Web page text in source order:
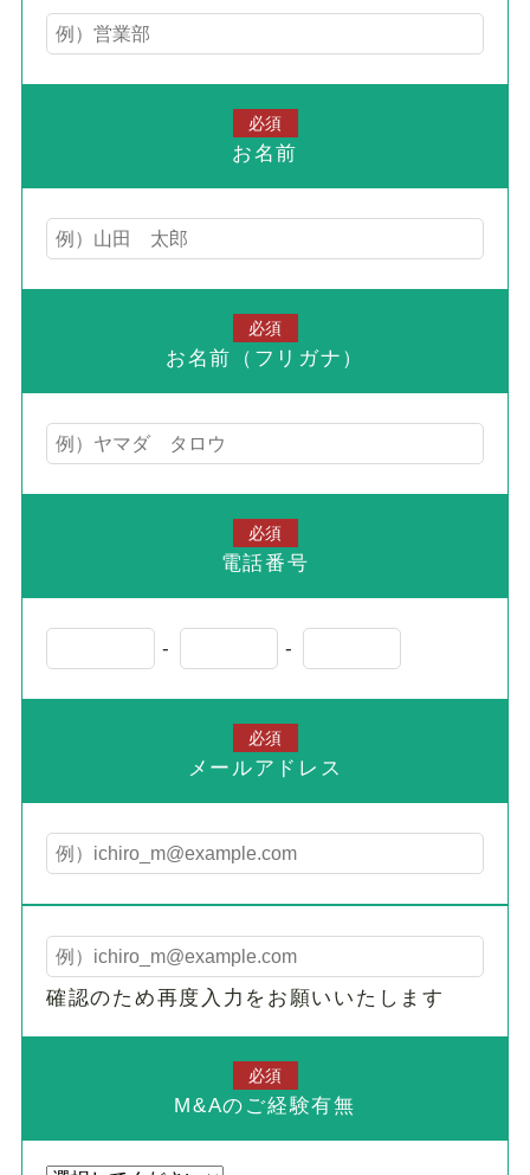
必須
お名前
必須
お名前（フリガナ）
必須
電話番号
- -
必須
メールアドレス
確認のため再度入力をお願いいたします
必須
M&Aのご経験有無